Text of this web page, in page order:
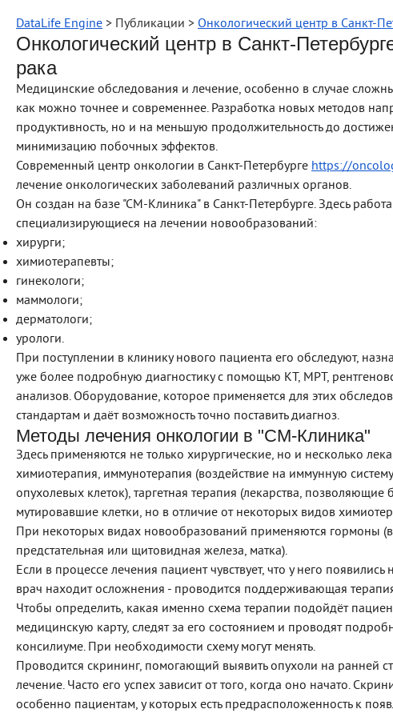
DataLife Engine > Публикации > Онкологический центр в Санкт-
Онкологический центр в Санкт-
рака
Медицинские обследования и лечение, особенно в случае
как можно точнее и современнее. Разработка новых методов
продуктивность, но и на меньшую продолжительность до
минимизацию побочных эффектов.
Современный центр онкологии в Санкт-Петербурге https://
лечение онкологических заболеваний различных органов.
Он создан на базе "СМ-Клиника" в Санкт-Петербурге. Здесь
специализирующиеся на лечении новообразований:
хирурги;
химиотерапевты;
гинекологи;
маммологи;
дерматологи;
урологи.
При поступлении в клинику нового пациента его обследуют,
уже более подробную диагностику с помощью КТ, МРТ,
анализов. Оборудование, которое применяется для этих
стандартам и даёт возможность точно поставить диагноз.
Методы лечения онкологии в "СМ-Клиника"
Здесь применяются не только хирургические, но и несколько
химиотерапия, иммунотерапия (воздействие на иммунную
опухолевых клеток), таргетная терапия (лекарства, позволяющие
мутировавшие клетки, но в отличие от некоторых видов
При некоторых видах новообразований применяются гормоны (в
предстательная или щитовидная железа, матка).
Если в процессе лечения пациент чувствует, что у него
врач находит осложнения - проводится поддерживающая
Чтобы определить, какая именно схема терапии подойдёт
медицинскую карту, следят за его состоянием и проводят
консилиуме. При необходимости схему могут менять.
Проводится скрининг, помогающий выявить опухоли на ранней
лечение. Часто его успех зависит от того, когда оно начато.
особенно пациентам, у которых есть предрасположенность к